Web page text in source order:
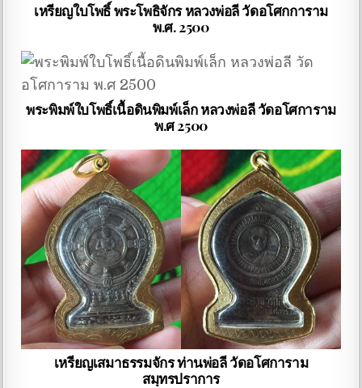
เหรียญใบโพธิ์ พระโพธิจักร หลวงพ่อลี วัดอโศกการาม
พ.ศ. 2500
พระพิมพ์ใบโพธิ์เนื้อดินพิมพ์เล็ก หลวงพ่อลี วัดอโศการาม
พ.ศ 2500
เหรียญเสมาธรรมจักร ท่านพ่อลี วัดอโศการาม
สมุทรปราการ